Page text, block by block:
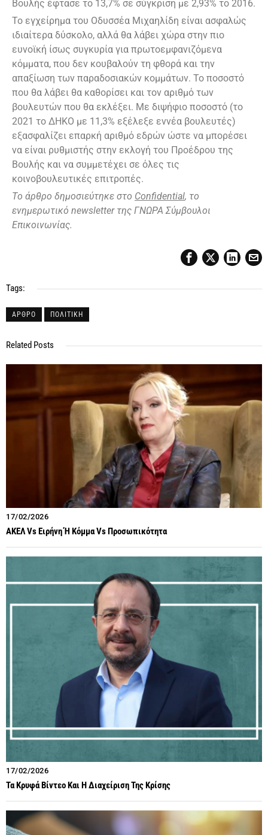
Βουλής έφτασε το 13,7% σε σύγκριση με 2,93% το 2016.
Το εγχείρημα του Οδυσσέα Μιχαηλίδη είναι ασφαλώς
ιδιαίτερα δύσκολο, αλλά θα λάβει χώρα στην πιο
ευνοϊκή ίσως συγκυρία για πρωτοεμφανιζόμενα
κόμματα, που δεν κουβαλούν τη φθορά και την
απαξίωση των παραδοσιακών κομμάτων. Το ποσοστό
που θα λάβει θα καθορίσει και τον αριθμό των
βουλευτών που θα εκλέξει. Με διψήφιο ποσοστό (το
2021 το ΔΗΚΟ με 11,3% εξέλεξε εννέα βουλευτές)
εξασφαλίζει επαρκή αριθμό εδρών ώστε να μπορέσει
να είναι ρυθμιστής στην εκλογή του Προέδρου της
Βουλής και να συμμετέχει σε όλες τις
κοινοβουλευτικές επιτροπές.
Tο άρθρο δημοσιεύτηκε στο Confidential, το
ενημερωτικό newsletter της ΓΝΩΡΑ Σύμβουλοι
Επικοινωνίας.
Tags:
ΑΡΘΡΟ ΠΟΛΙΤΙΚΗ
Related Posts
17/02/2026
ΑΚΕΛ Vs Ειρήνη Ή Κόμμα Vs Προσωπικότητα
17/02/2026
Τα Κρυφά Βίντεο Και Η Διαχείριση Της Κρίσης